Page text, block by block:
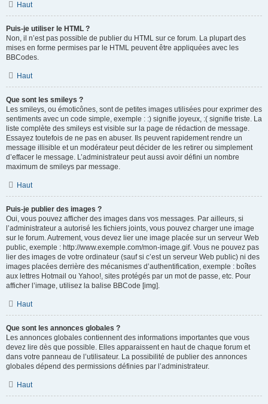
Haut
Puis-je utiliser le HTML ?
Non, il n’est pas possible de publier du HTML sur ce forum. La plupart des
mises en forme permises par le HTML peuvent être appliquées avec les
BBCodes.
Haut
Que sont les smileys ?
Les smileys, ou émoticônes, sont de petites images utilisées pour exprimer des
sentiments avec un code simple, exemple : :) signifie joyeux, :( signifie triste. La
liste complète des smileys est visible sur la page de rédaction de message.
Essayez toutefois de ne pas en abuser. Ils peuvent rapidement rendre un
message illisible et un modérateur peut décider de les retirer ou simplement
d’effacer le message. L’administrateur peut aussi avoir défini un nombre
maximum de smileys par message.
Haut
Puis-je publier des images ?
Oui, vous pouvez afficher des images dans vos messages. Par ailleurs, si
l’administrateur a autorisé les fichiers joints, vous pouvez charger une image
sur le forum. Autrement, vous devez lier une image placée sur un serveur Web
public, exemple : http://www.exemple.com/mon-image.gif. Vous ne pouvez pas
lier des images de votre ordinateur (sauf si c’est un serveur Web public) ni des
images placées derrière des mécanismes d’authentification, exemple : boîtes
aux lettres Hotmail ou Yahoo!, sites protégés par un mot de passe, etc. Pour
afficher l’image, utilisez la balise BBCode [img].
Haut
Que sont les annonces globales ?
Les annonces globales contiennent des informations importantes que vous
devez lire dès que possible. Elles apparaissent en haut de chaque forum et
dans votre panneau de l’utilisateur. La possibilité de publier des annonces
globales dépend des permissions définies par l’administrateur.
Haut